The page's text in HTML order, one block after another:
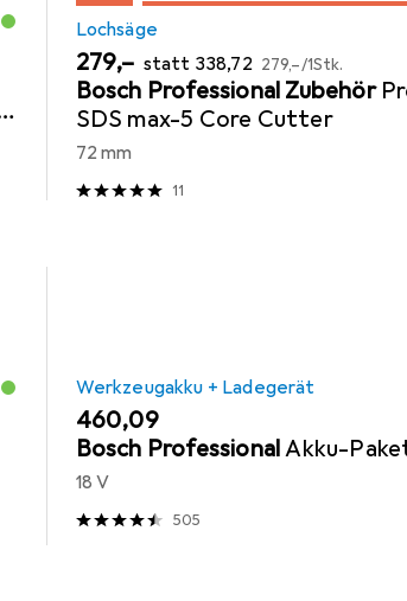
Lochsäge
EUR
279,– statt EUR
338,72 EUR
279,–/1Stk.
Bosch Professional Zubehör
SDS max-5 Core Cutter
72 mm
11
Werkzeugakku + Ladegerät
EUR
460,09
Bosch ProfessionalAkku-
18 V
505